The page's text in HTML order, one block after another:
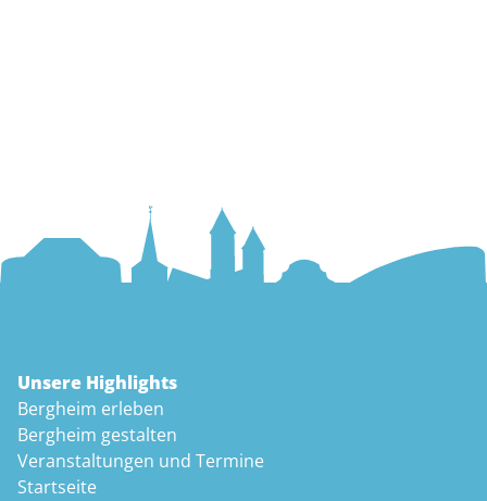
Unsere Highlights
Bergheim erleben
Bergheim gestalten
Veranstaltungen und Termine
Startseite